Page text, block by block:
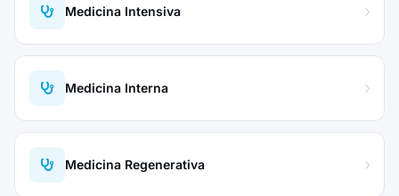
Medicina Intensiva
Medicina Interna
Medicina Regenerativa